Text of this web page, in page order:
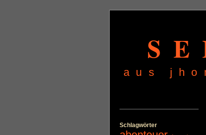
aus
Schlagwörter